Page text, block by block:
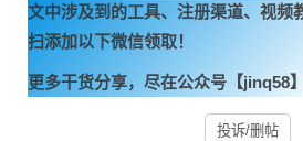
文中涉及到的工具、注册渠道、视频
扫添加以下微信领取！
更多干货分享，尽在公众号【jinq58】
投诉/删帖